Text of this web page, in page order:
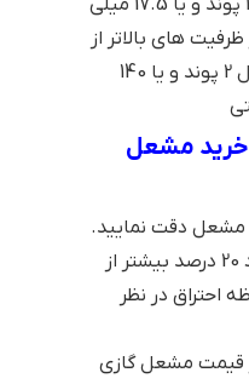
ایران رادیاتور معادل 1.4 پوند و یا 17.5 میلی
های بالاتر از
800000 کیلوکالری معادل 2 پوند و یا 140
خرید مشعل
دقت نمایید.
ظرفیت مشعل حدود 20 درصد بیشتر از
احتراق در نظر
قیمت مشعل گازی